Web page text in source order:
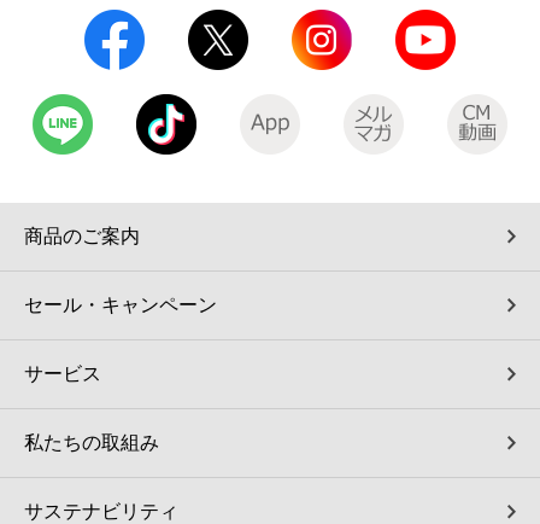
自転車シェアリング（店舗限定）
モバイルバッテリーシェアリング（店舗限定）
セブン-イレブンの歴史
商品のご案内
セール・キャンペーン
サービス
私たちの取組み
サステナビリティ